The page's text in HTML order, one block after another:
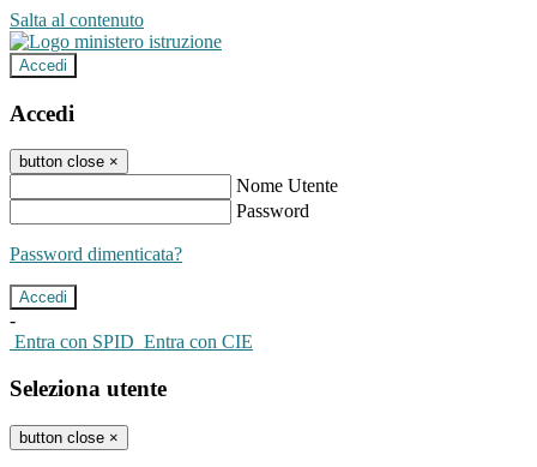
Salta al contenuto
Accedi
Accedi
button close ×
Nome Utente
Password
Password dimenticata?
-
Entra con SPID Entra con CIE
Seleziona utente
button close ×